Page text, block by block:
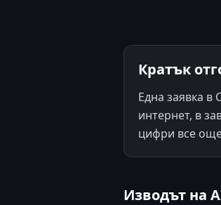
Кратък
Една заявка в
интернет, в
цифри все
Изводът на